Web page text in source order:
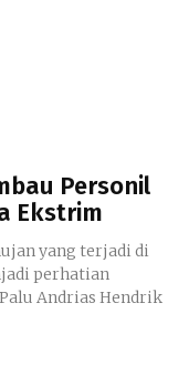
Personil
Ekstrim
yang terjadi di
perhatian
Andrias Hendrik